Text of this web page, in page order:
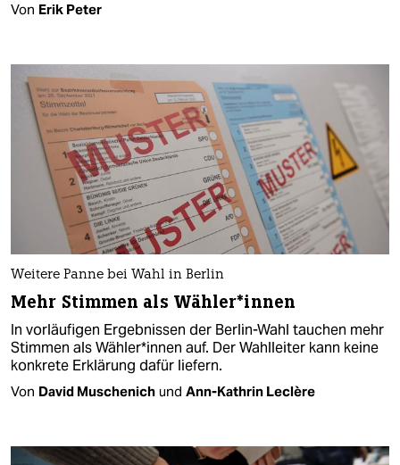
Von Erik Peter
Weitere Panne bei Wahl in Berlin
Mehr Stimmen als Wäh­le­r*in­nen
In vorläufigen Ergebnissen der Berlin-Wahl tauchen mehr
Stimmen als Wäh­le­r*in­nen auf. Der Wahlleiter kann keine
konkrete Erklärung dafür liefern.
Von David Muschenich und Ann-Kathrin Leclère